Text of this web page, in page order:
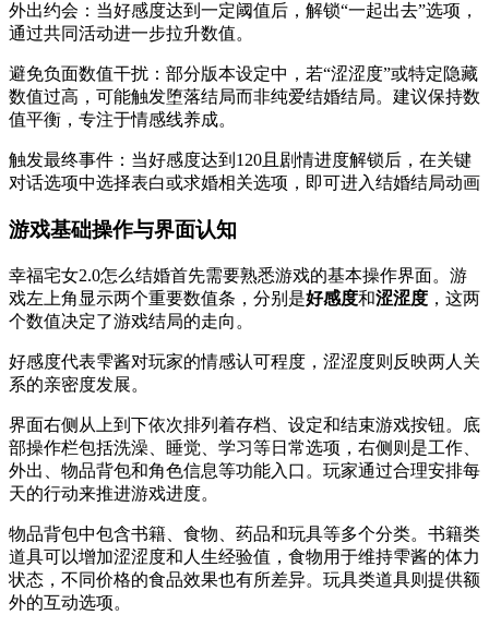
‌外出约会‌：当好感度达到一定阈值后，解锁“一起出去”选项，
通过共同活动进一步拉升数值。
‌避免负面数值干扰‌：部分版本设定中，若“涩涩度”或特定隐藏
数值过高，可能触发堕落结局而非纯爱结婚结局。建议保持数
值平衡，专注于情感线养成。
‌触发最终事件‌：当好感度达到120且剧情进度解锁后，在关键
对话选项中选择‌表白或求婚‌相关选项，即可进入结婚结局动画
游戏基础操作与界面认知
幸福宅女2.0怎么结婚首先需要熟悉游戏的基本操作界面。游
戏左上角显示两个重要数值条，分别是好感度和涩涩度 ，这两
个数值决定了游戏结局的走向。
好感度代表雫酱对玩家的情感认可程度，涩涩度则反映两人关
系的亲密度发展。
界面右侧从上到下依次排列着存档、设定和结束游戏按钮。底
部操作栏包括洗澡、睡觉、学习等日常选项，右侧则是工作、
外出、物品背包和角色信息等功能入口。玩家通过合理安排每
天的行动来推进游戏进度。
物品背包中包含书籍、食物、药品和玩具等多个分类。书籍类
道具可以增加涩涩度和人生经验值，食物用于维持雫酱的体力
状态，不同价格的食品效果也有所差异。玩具类道具则提供额
外的互动选项。